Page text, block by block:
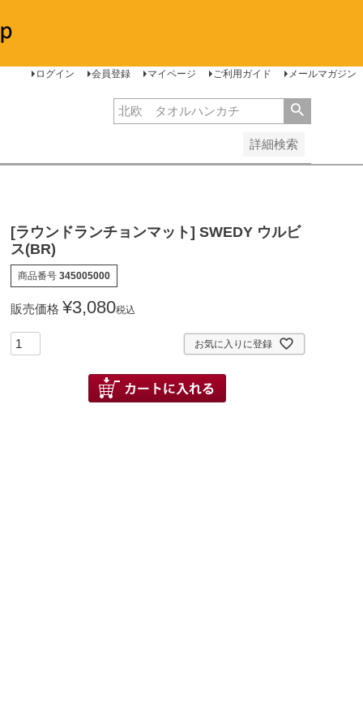
ログイン 会員登録 マイページ ご利用ガイド メールマガジン
詳細検索
順
[ラウンドランチョンマット] SWEDY ウルビ
ス(BR)
商品番号 345005000
販売価格 ¥3,080税込
お気に入りに登録